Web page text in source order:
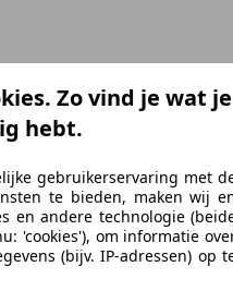
Zo vind je wat je
hebt.
gebruikerservaring met
te bieden, maken wij
en andere technologie
'cookies'), om informatie
(bijv. IP-adressen) op
2025 brengt Kia
komen. De auto
ondersteuning zorgt
formaat als de
hij concurreert